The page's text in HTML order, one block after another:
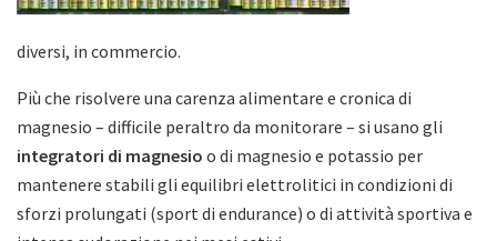
diversi, in commercio.
Più che risolvere una carenza alimentare e cronica di
magnesio – difficile peraltro da monitorare – si usano gli
integratori di magnesio o di magnesio e potassio per
mantenere stabili gli equilibri elettrolitici in condizioni di
sforzi prolungati (sport di endurance) o di attività sportiva e